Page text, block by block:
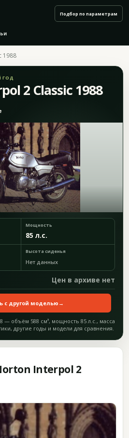
Подбор по параметрам
1988
ГОД
2 Classic 1988
Мощность
85 л.с.
Высота сиденья
Нет данных
Цен в архиве нет
с другой моделью →
— объём 588 см³, мощность 85 л.с., масса
другие годы и модели для сравнения.
Interpol 2